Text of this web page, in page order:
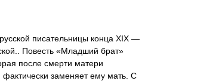
писательницы конца XIX —
Повесть «Младший брат»
после смерти матери
заменяет ему мать. С